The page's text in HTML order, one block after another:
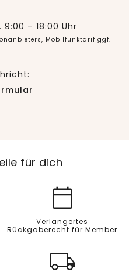
9:00 – 18:00 Uhr
Mobilfunktarif ggf.
für dich
Verlängertes
Rückgaberecht für Member